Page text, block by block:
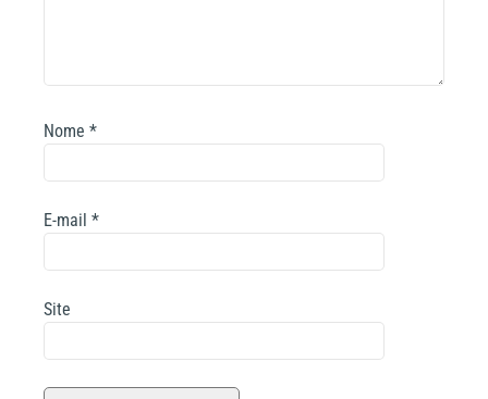
Nome *
E-mail *
Site